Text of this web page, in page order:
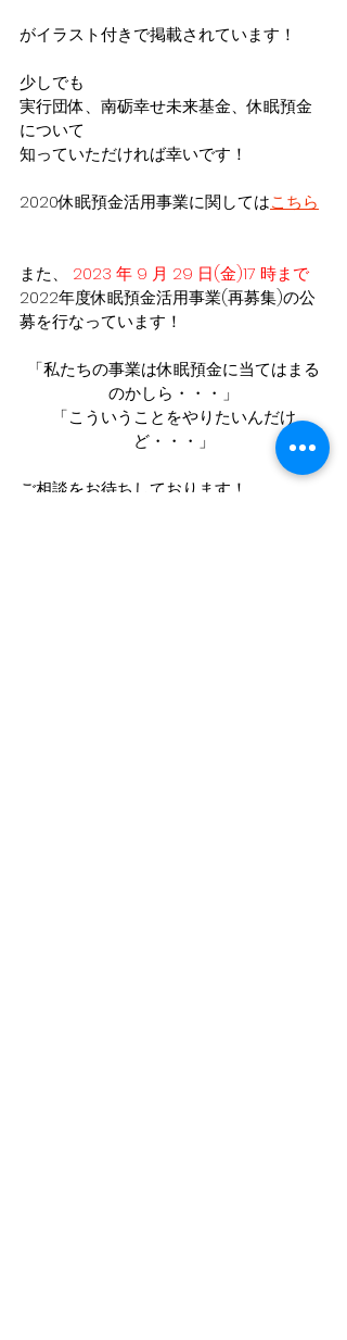
がイラスト付きで掲載されています！
少しでも
実行団体、南砺幸せ未来基金、休眠預金
について
知っていただければ幸いです！
2020休眠預金活用事業に関してはこちら
また、 2023 年 9 月 29 日(金)17 時まで
2022年度休眠預金活用事業(再募集)の公
募を行なっています！
「私たちの事業は休眠預金に当てはまる
のかしら・・・」
「こういうことをやりたいんだけ
ど・・・」
ご相談をお待ちしております！